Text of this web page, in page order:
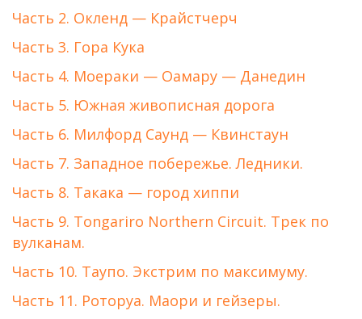
Часть 2. Окленд — Крайстчерч
Часть 3. Гора Кука
Часть 4. Моераки — Оамару — Данедин
Часть 5. Южная живописная дорога
Часть 6. Милфорд Саунд — Квинстаун
Часть 7. Западное побережье. Ледники.
Часть 8. Такака — город хиппи
Часть 9. Tongariro Northern Circuit. Трек по
вулканам.
Часть 10. Таупо. Экстрим по максимуму.
Часть 11. Роторуа. Маори и гейзеры.